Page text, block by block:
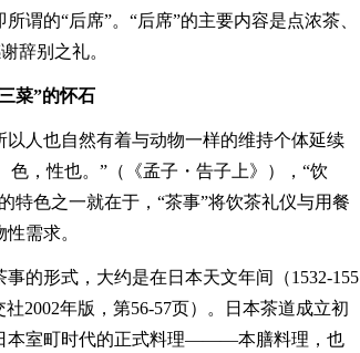
谓的“后席”。“后席”的主要内容是点浓茶、
辞别之礼。
菜”的怀石
人也自然有着与动物一样的维持个体延续
色，性也。”（《孟子・告子上》），“饮
特色之一就在于，“茶事”将饮茶礼仪与用餐
需求。
的形式，大约是在日本天文年间（1532-155
2002年版，第56-57页）。日本茶道成立初
本室町时代的正式料理―――本膳料理，也